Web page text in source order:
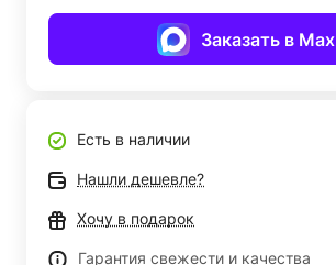
Заказать в Max
Есть в наличии
Нашли дешевле?
Хочу в подарок
Гарантия свежести и качества